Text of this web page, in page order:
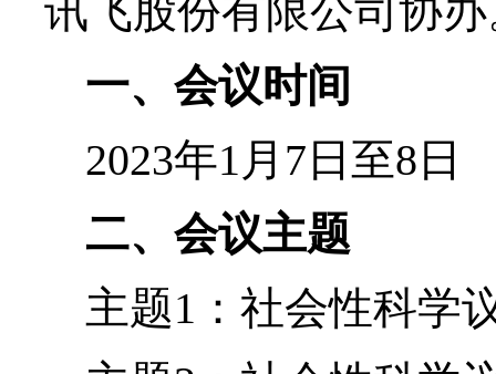
平台与专业团队。本
国基础教育质量监测
科学教育研究院、北
究院联合主办，北京
部、北京师范大学继